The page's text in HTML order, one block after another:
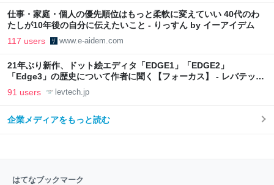
仕事・家庭・個人の優先順位はもっと柔軟に変えていい 40代のわ
たしが10年後の自分に伝えたいこと - りっすん by イーアイデム
117 users www.e-aidem.com
21年ぶり新作、ドット絵エディタ「EDGE1」「EDGE2」
「Edge3」の歴史について作者に聞く【フォーカス】 - レバテック
LAB
91 users levtech.jp
企業メディアをもっと読む
はてなブックマーク